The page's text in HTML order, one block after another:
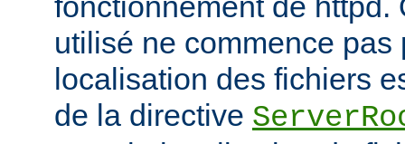
utilisé ne commence pas
localisation des fichiers
de la directive